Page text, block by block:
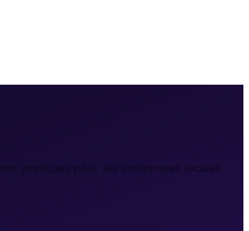
pratiques pour les entreprises locales.